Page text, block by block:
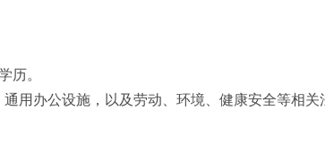
历。
用办公设施，以及劳动、环境、健康安全等相关